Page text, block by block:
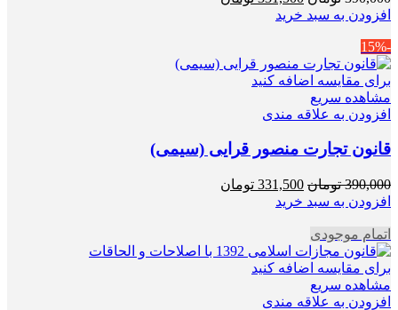
اصلی
افزودن به سبد خرید
-15%
برای مقایسه اضافه کنید
مشاهده سریع
افزودن به علاقه مندی
قانون تجارت منصور قرایی (سیمی)
390,000 تومان قیمت
اصلی
331,500 تومان
افزودن به سبد خرید
اتمام موجودی
برای مقایسه اضافه کنید
مشاهده سریع
افزودن به علاقه مندی